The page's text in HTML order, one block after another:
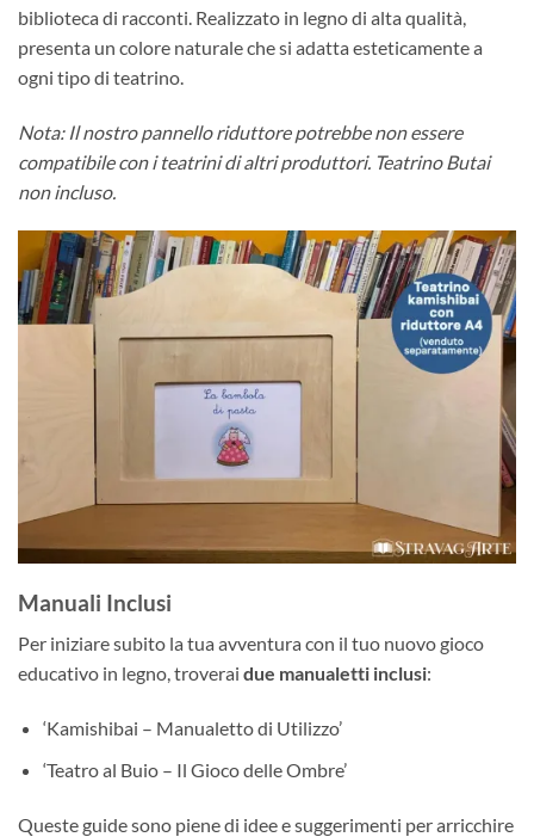
biblioteca di racconti. Realizzato in legno di alta qualità,
presenta un colore naturale che si adatta esteticamente a
ogni tipo di teatrino.
Nota: Il nostro pannello riduttore potrebbe non essere
compatibile con i teatrini di altri produttori. Teatrino Butai
non incluso.
Manuali Inclusi
Per iniziare subito la tua avventura con il tuo nuovo gioco
educativo in legno, troverai due manualetti inclusi:
‘Kamishibai – Manualetto di Utilizzo’
‘Teatro al Buio – Il Gioco delle Ombre’
Queste guide sono piene di idee e suggerimenti per arricchire